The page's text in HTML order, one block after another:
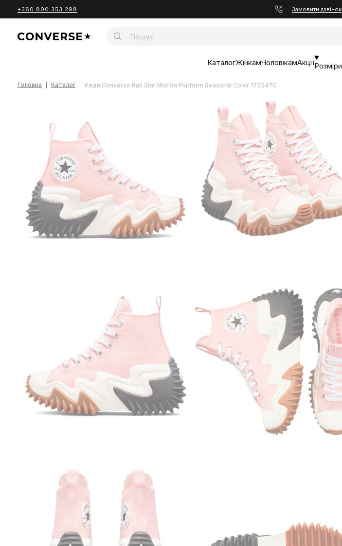
+380 800 353 298 Замовити дзвінок
КаталогЖінкамЧоловікамАкціїРозміри
Головна Каталог Кеди Converse Run Star Motion Platform Seasonal Color 172247C